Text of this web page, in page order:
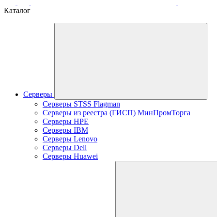
Каталог
Серверы
Серверы STSS Flagman
Серверы из реестра (ГИСП) МинПромТорга
Серверы HPE
Серверы IBM
Серверы Lenovo
Серверы Dell
Серверы Huawei